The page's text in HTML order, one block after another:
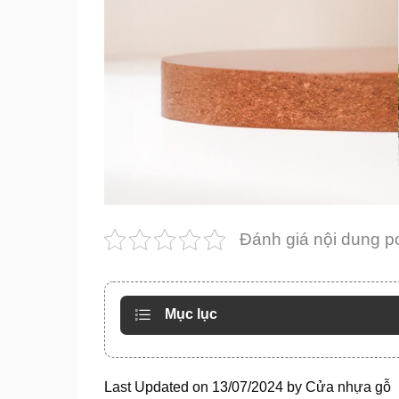
Đánh giá nội dung
Mục lục
Last Updated on 13/07/2024 by Cửa nhựa gỗ